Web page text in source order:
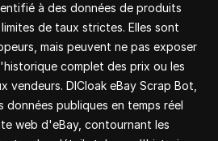
à des données de produits
de taux strictes. Elles sont
mais peuvent ne pas exposer
complet des prix ou les
vendeurs. DICloak eBay Scrap Bot,
données publiques en temps réel
web d'eBay, contournant les